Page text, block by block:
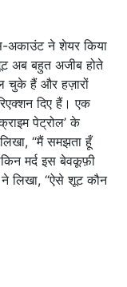
अकाउंट ने शेयर किया
अब बहुत अजीब होते
चुके हैं और हज़ारों
दिए हैं। एक
पेट्रोल’ के
“मैं समझता हूँ
मर्द इस बेवकूफ़ी
लिखा, “ऐसे शूट कौन